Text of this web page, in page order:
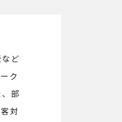
ど
ク
部
対